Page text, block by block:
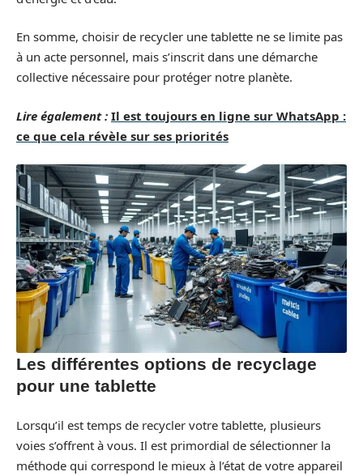
En somme, choisir de recycler une tablette ne se limite pas
à un acte personnel, mais s’inscrit dans une démarche
collective nécessaire pour protéger notre planète.
Lire également : Il est toujours en ligne sur WhatsApp :
ce que cela révèle sur ses priorités
Les différentes options de recyclage
pour une tablette
Lorsqu’il est temps de recycler votre tablette, plusieurs
voies s’offrent à vous. Il est primordial de sélectionner la
méthode qui correspond le mieux à l’état de votre appareil